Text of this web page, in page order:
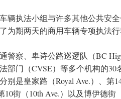
辆执法小组与许多其他公共安
为期两天的商用车辆专项执法
警察、卑诗公路巡逻队（BC
部门（CVSE）等多个机构的30
别是皇家路（Royal Ave.）、第
10街（10th Ave.）以及博伊德街